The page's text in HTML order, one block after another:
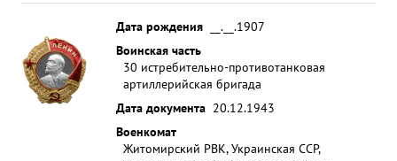
Дата рождения
__.__.1907
Воинская часть
30 истребительно-противотанковая
артиллерийская бригада
Дата документа 20.12.1943
Военкомат
Житомирский РВК, Украинская ССР,